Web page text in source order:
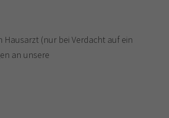
(nur bei Verdacht auf ein
an unsere